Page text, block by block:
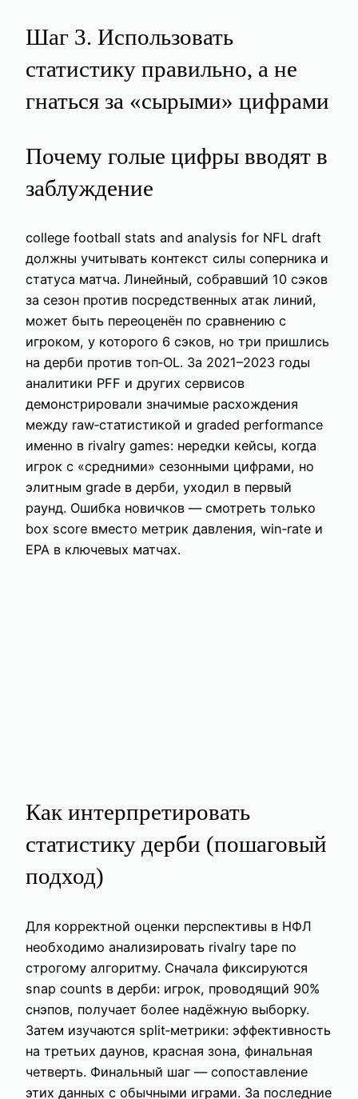
Шаг 3. Использовать
статистику правильно, а не
гнаться за «сырыми» цифрами
Почему голые цифры вводят в
заблуждение
college football stats and analysis for NFL draft
должны учитывать контекст силы соперника и
статуса матча. Линейный, собравший 10 сэков
за сезон против посредственных атак линий,
может быть переоценён по сравнению с
игроком, у которого 6 сэков, но три пришлись
на дерби против топ‑OL. За 2021–2023 годы
аналитики PFF и других сервисов
демонстрировали значимые расхождения
между raw‑статистикой и graded performance
именно в rivalry games: нередки кейсы, когда
игрок с «средними» сезонными цифрами, но
элитным grade в дерби, уходил в первый
раунд. Ошибка новичков — смотреть только
box score вместо метрик давления, win‑rate и
EPA в ключевых матчах.
Как интерпретировать
статистику дерби (пошаговый
подход)
Для корректной оценки перспективы в НФЛ
необходимо анализировать rivalry tape по
строгому алгоритму. Сначала фиксируются
snap counts в дерби: игрок, проводящий 90%
снэпов, получает более надёжную выборку.
Затем изучаются split‑метрики: эффективность
на третьих даунов, красная зона, финальная
четверть. Финальный шаг — сопоставление
этих данных с обычными играми. За последние